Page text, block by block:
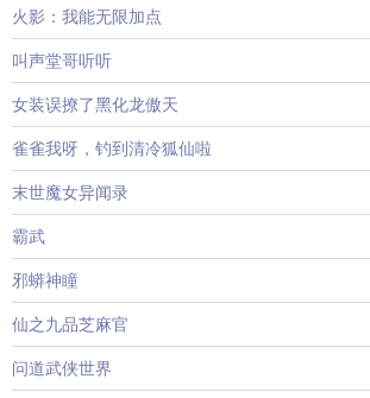
火影：我能无限加点
叫声堂哥听听
女装误撩了黑化龙傲天
雀雀我呀，钓到清冷狐仙啦
末世魔女异闻录
霸武
邪蟒神瞳
仙之九品芝麻官
问道武侠世界